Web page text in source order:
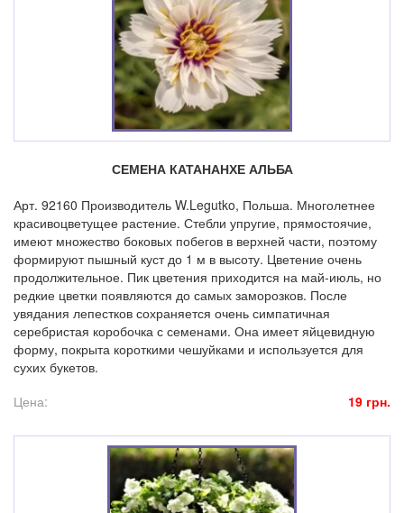
СЕМЕНА КАТАНАНХЕ АЛЬБА
Арт. 92160 Производитель W.Legutko, Польша. Многолетнее
красивоцветущее растение. Стебли упругие, прямостоячие,
имеют множество боковых побегов в верхней части, поэтому
формируют пышный куст до 1 м в высоту. Цветение очень
продолжительное. Пик цветения приходится на май-июль, но
редкие цветки появляются до самых заморозков. После
увядания лепестков сохраняется очень симпатичная
серебристая коробочка с семенами. Она имеет яйцевидную
форму, покрыта короткими чешуйками и используется для
сухих букетов.
Цена:
19 грн.